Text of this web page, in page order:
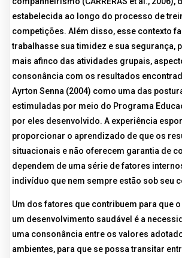
estabelecida ao longo do processo de
competições. Além disso, esse contexto
trabalhasse sua timidez e sua segurança,
mais afinco das atividades grupais,
consonância com os resultados
Ayrton Senna (2004) como uma das
estimuladas por meio do Programa
por eles desenvolvido. A experiência
proporcionar o aprendizado de que os
situacionais e não oferecem garantia de
dependem de uma série de fatores
indivíduo que nem sempre estão sob seu
Um dos fatores que contribuem para que
um desenvolvimento saudável é a
uma consonância entre os valores
ambientes, para que se possa transitar